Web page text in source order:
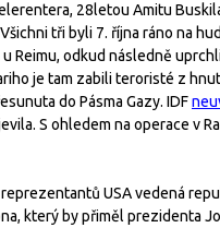
28letou Amitu
tři byli 7. října ráno na
Reimu, odkud následně
je tam zabili teroristé z
do Pásma Gazy. IDF
S ohledem na operace v
USA vedená
který by přiměl prezidenta